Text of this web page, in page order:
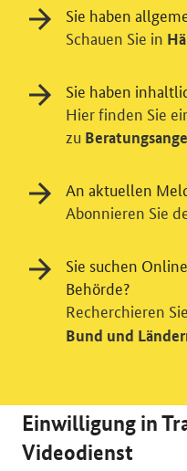
Einwilligung in
Videodienst
Sie haben
Schauen Sie in
Sie haben
Hier finden Sie
zu
An aktuellen
Abonnieren Sie
Sie suchen
Behörde?
Recherchieren
Bund und